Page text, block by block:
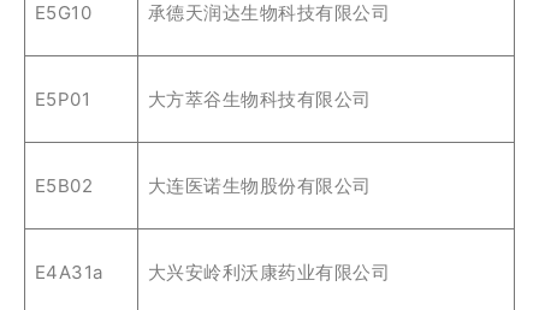
E5G10 承德天润达生物科技有限公司
E5P01 大方萃谷生物科技有限公司
E5B02 大连医诺生物股份有限公司
E4A31a 大兴安岭利沃康药业有限公司